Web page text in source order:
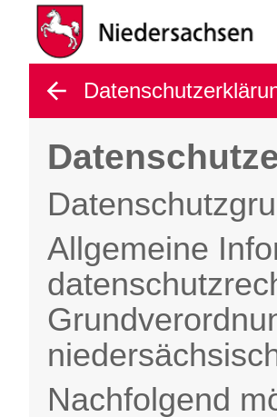
Allgemeine
Nachfolgend